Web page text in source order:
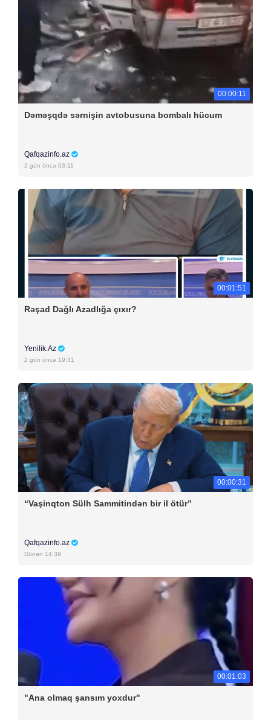
00:00:11
Dəməşqdə sərnişin avtobusuna bombalı hücum
Qafqazinfo.az
2 gün öncə 03:11
00:01:51
Rəşad Dağlı Azadlığa çıxır?
Yenilik.Az
2 gün öncə 19:31
00:00:31
“Vaşinqton Sülh Sammitindən bir il ötür”
Qafqazinfo.az
Dünən 14:39
00:01:03
"Ana olmaq şansım yoxdur"